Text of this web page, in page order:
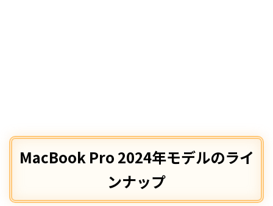
MacBook Pro 2024年モデルのライ
ンナップ